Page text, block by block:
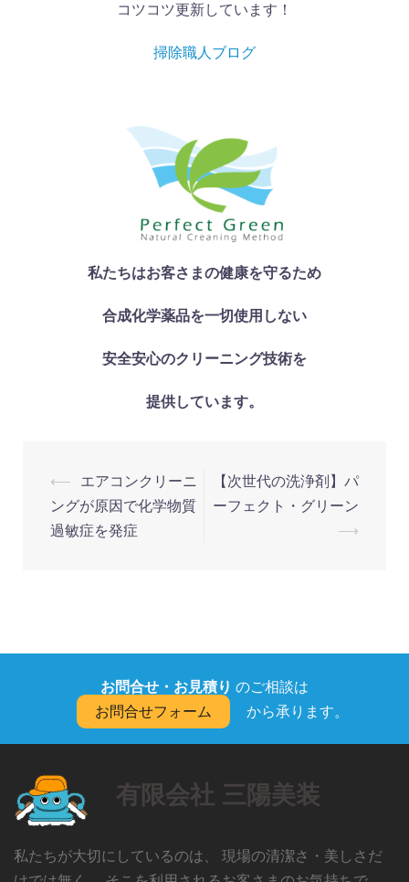
コツコツ更新しています！
掃除職人ブログ
私たちはお客さまの健康を守るため
合成化学薬品を一切使用しない
安全安心のクリーニング技術を
提供しています。
投
稿
ナ
シ
⟵
エアコンクリーニ
ングが原因で化学物質
過敏症を発症
【次世代の洗浄剤】パ
ーフェクト・グリーン
⟶
お問合せ・お見積り のご相談は
お問合せフォーム
から承ります。
有限会社 三陽美装
私たちが大切にしているのは、 現場の清潔さ・美しさだ